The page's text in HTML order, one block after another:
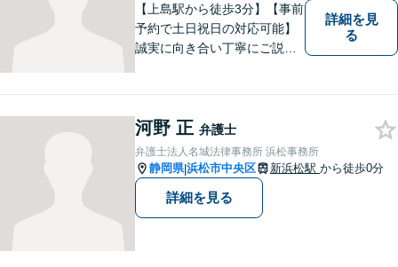
【上島駅から徒歩3分】【事前
予約で土日祝日の対応可能】
誠実に向き合い丁寧にご説明
詳細を見
る
河野 正 弁護士
弁護士法人名城法律事務所 浜松事務所
静岡県|浜松市中央区 新浜松駅 から徒歩0分
詳細を見る